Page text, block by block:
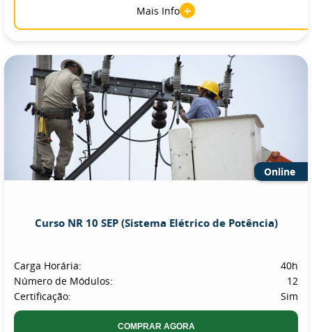
Mais Info +
Online
Curso NR 10 SEP (Sistema Elétrico de Potência)
Carga Horária:
40h
Número de Módulos:
12
Certificação:
Sim
COMPRAR AGORA